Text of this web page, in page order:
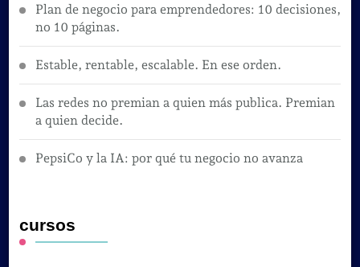
Plan de negocio para emprendedores: 10 decisiones,
no 10 páginas.
Estable, rentable, escalable. En ese orden.
Las redes no premian a quien más publica. Premian
a quien decide.
PepsiCo y la IA: por qué tu negocio no avanza
cursos